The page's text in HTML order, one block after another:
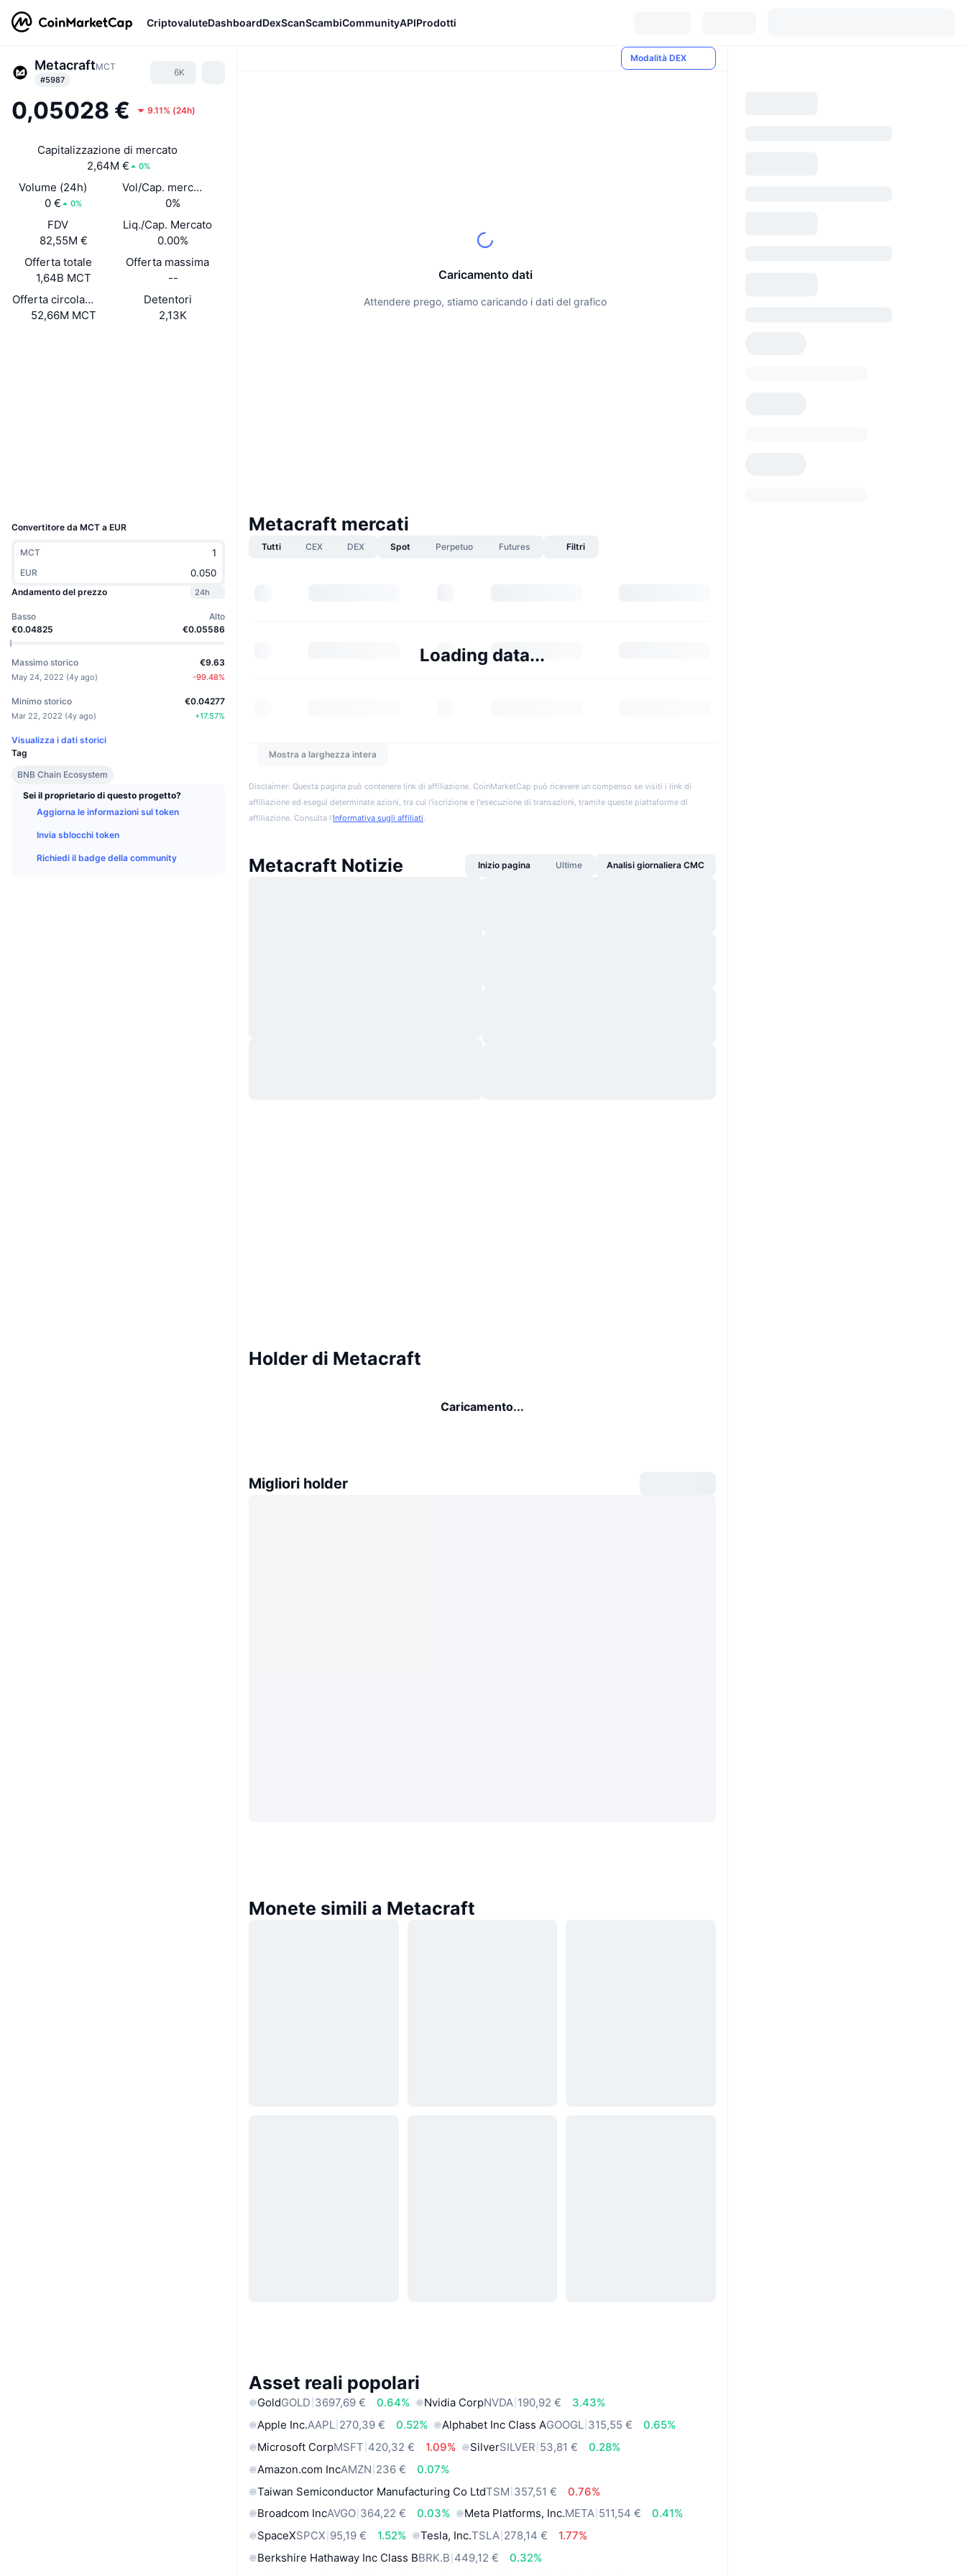
CriptovaluteDashboardDexScanScambiCommunityAPIProdotti
MetacraftMCT
#5987
6K
0,05028 € 9.11% (24h)
Capitalizzazione di mercato
2,64M €
0%
Volume (24h)
0 €
0%
Vol/Cap. mercato (24h)
0%
FDV
82,55M €
Liq./Cap. Mercato
0.00%
Offerta totale
1,64B MCT
Offerta massima
--
Offerta circolante auto-dichiarata
52,66M MCT
Detentori
2,13K
Convertitore da MCT a EUR
MCT
EUR
Andamento del prezzo
24h
Basso
€0.04825
Alto
€0.05586
Massimo storico
May 24, 2022 (4y ago)
€9.63
-99.48%
Minimo storico
Mar 22, 2022 (4y ago)
€0.04277
+17.57%
Visualizza i dati storici
Tag
BNB Chain Ecosystem
Sei il proprietario di questo progetto?
Aggiorna le informazioni sul token
Invia sblocchi token
Richiedi il badge della community
Modalità DEX
Caricamento dati
Attendere prego, stiamo caricando i dati del grafico
Metacraft mercati
Tutti CEX DEX Spot Perpetuo Futures Filtri
Loading data...
Mostra a larghezza intera
Disclaimer: Questa pagina può contenere link di affiliazione. CoinMarketCap può ricevere un compenso se visiti i link di
affiliazione ed esegui determinate azioni, tra cui l'iscrizione e l'esecuzione di transazioni, tramite queste piattaforme di
affiliazione. Consulta l'Informativa sugli affiliati.
Metacraft Notizie Inizio pagina Ultime Analisi giornaliera CMC
Holder di Metacraft
Caricamento...
Migliori holder
Monete simili a Metacraft
Asset reali popolari
GoldGOLD 3697,69 € 0.64% Nvidia CorpNVDA 190,92 €
3.43%
Apple Inc.AAPL 270,39 € 0.52% Alphabet Inc Class AGOOGL 315,55 €
0.65%
Microsoft CorpMSFT 420,32 € 1.09% SilverSILVER 53,81 €
0.28%
Amazon.com IncAMZN 236 €
0.07%
Taiwan Semiconductor Manufacturing Co LtdTSM 357,51 €
0.76%
Broadcom IncAVGO 364,22 € 0.03% Meta Platforms, Inc.META 511,54 €
0.41%
SpaceXSPCX 95,19 € 1.52% Tesla, Inc.TSLA 278,14 €
1.77%
Berkshire Hathaway Inc Class BBRK.B 449,12 €
0.32%